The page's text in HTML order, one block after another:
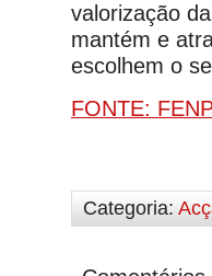
valorização
mantém e
escolhem o
FONTE:
Categoria: